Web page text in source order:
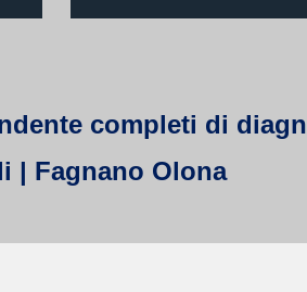
completi di
| Fagnano Olona